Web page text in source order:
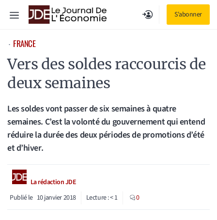
S'abonner
Menu
⋅ FRANCE
Vers des soldes raccourcis de
deux semaines
Les soldes vont passer de six semaines à quatre
semaines. C’est la volonté du gouvernement qui entend
réduire la durée des deux périodes de promotions d’été
et d’hiver.
La rédaction JDE
Publié le 10 janvier 2018 Lecture :< 1 0